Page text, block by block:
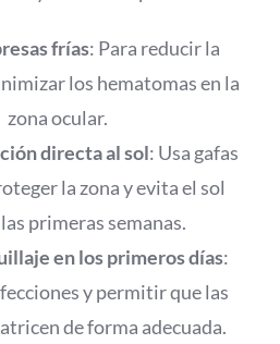
frías: Para reducir la
los hematomas en la
zona ocular.
directa al sol: Usa gafas
la zona y evita el sol
primeras semanas.
en los primeros días:
y permitir que las
de forma adecuada.